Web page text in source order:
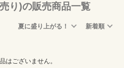
り)の販売商品一覧
夏に盛り上がる！ 新着順
はございません。